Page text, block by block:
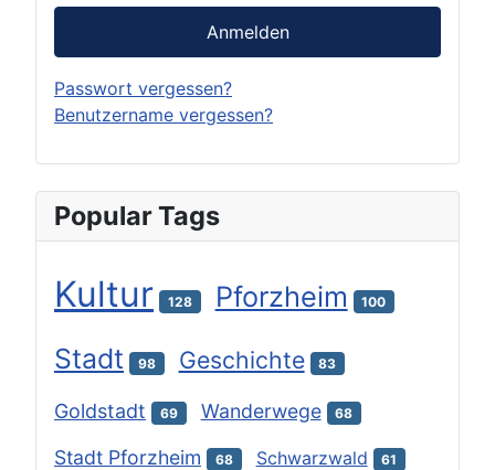
Anmelden
Passwort vergessen?
Benutzername vergessen?
Popular Tags
Kultur 128 Pforzheim 100
Stadt 98 Geschichte 83
Goldstadt 69 Wanderwege 68
Stadt Pforzheim 68 Schwarzwald 61